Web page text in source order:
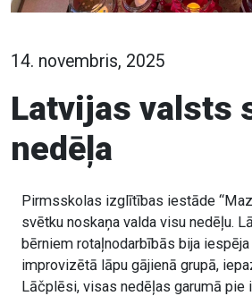
14. novembris, 2025
Latvijas valsts
nedēļa
Pirmsskolas izglītības iestāde
svētku noskaņa valda visu nedēļu.
bērniem rotaļnodarbībās bija
improvizētā lāpu gājienā grupā,
Lāčplēsi, visas nedēļas garumā pie